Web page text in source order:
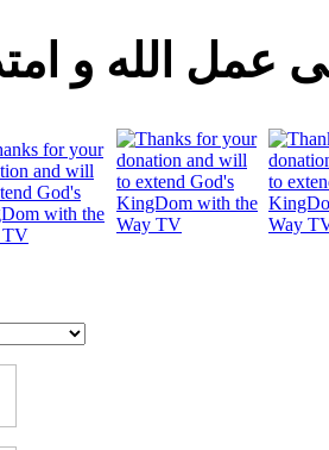
عمل الله و